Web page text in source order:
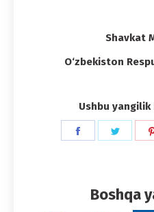
Shavkat
O‘zbekiston
Ushbu yangilik
Share
Share
Boshqa